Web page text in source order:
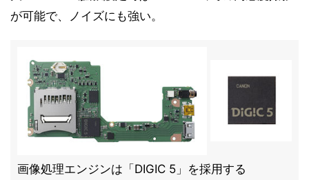
が可能で、ノイズにも強い。
画像処理エンジンは「DIGIC 5」を採用する